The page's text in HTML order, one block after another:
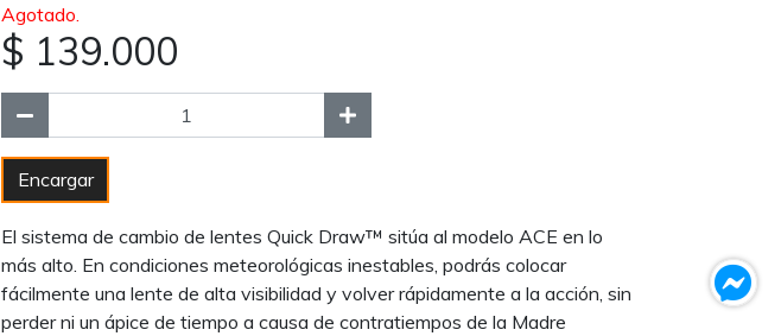
Agotado.
$ 139.000
Encargar
El sistema de cambio de lentes Quick Draw™ sitúa al modelo ACE en lo
más alto. En condiciones meteorológicas inestables, podrás colocar
fácilmente una lente de alta visibilidad y volver rápidamente a la acción, sin
perder ni un ápice de tiempo a causa de contratiempos de la Madre